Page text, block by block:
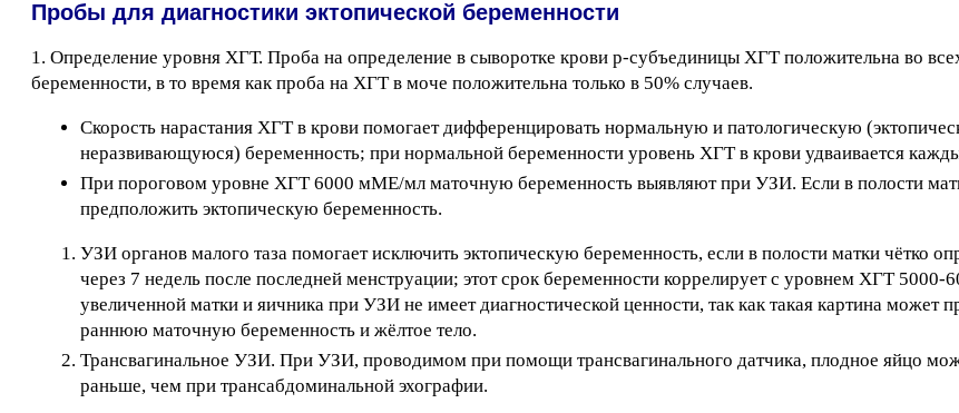
Пробы для диагностики эктопической беременности
1. Определение уровня ХГТ. Проба на определение в сыворотке крови р-субъединицы ХГТ положительна во
беременности, в то время как проба на ХГТ в моче положительна только в 50% случаев.
Скорость нарастания ХГТ в крови помогает дифференцировать нормальную и патологическую
неразвивающуюся) беременность; при нормальной беременности уровень ХГТ в крови удваивается
При пороговом уровне ХГТ 6000 мМЕ/мл маточную беременность выявляют при УЗИ. Если в полости
предположить эктопическую беременность.
УЗИ органов малого таза помогает исключить эктопическую беременность, если в полости матки чётко
через 7 недель после последней менструации; этот срок беременности коррелирует с уровнем ХГТ
увеличенной матки и яичника при УЗИ не имеет диагностической ценности, так как такая картина может
раннюю маточную беременность и жёлтое тело.
Трансвагинальное УЗИ. При УЗИ, проводимом при помощи трансвагинального датчика, плодное яйцо
раньше, чем при трансабдоминальной эхографии.